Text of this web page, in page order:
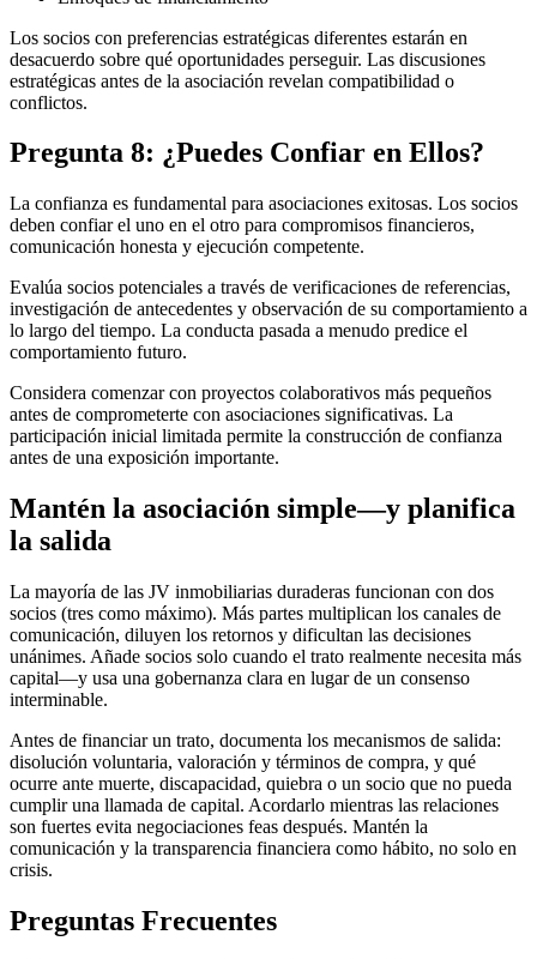
Los socios con preferencias estratégicas diferentes estarán en
desacuerdo sobre qué oportunidades perseguir. Las discusiones
estratégicas antes de la asociación revelan compatibilidad o
conflictos.
Pregunta 8: ¿Puedes Confiar en Ellos?
La confianza es fundamental para asociaciones exitosas. Los socios
deben confiar el uno en el otro para compromisos financieros,
comunicación honesta y ejecución competente.
Evalúa socios potenciales a través de verificaciones de referencias,
investigación de antecedentes y observación de su comportamiento a
lo largo del tiempo. La conducta pasada a menudo predice el
comportamiento futuro.
Considera comenzar con proyectos colaborativos más pequeños
antes de comprometerte con asociaciones significativas. La
participación inicial limitada permite la construcción de confianza
antes de una exposición importante.
Mantén la asociación simple—y planifica
la salida
La mayoría de las JV inmobiliarias duraderas funcionan con dos
socios (tres como máximo). Más partes multiplican los canales de
comunicación, diluyen los retornos y dificultan las decisiones
unánimes. Añade socios solo cuando el trato realmente necesita más
capital—y usa una gobernanza clara en lugar de un consenso
interminable.
Antes de financiar un trato, documenta los mecanismos de salida:
disolución voluntaria, valoración y términos de compra, y qué
ocurre ante muerte, discapacidad, quiebra o un socio que no pueda
cumplir una llamada de capital. Acordarlo mientras las relaciones
son fuertes evita negociaciones feas después. Mantén la
comunicación y la transparencia financiera como hábito, no solo en
crisis.
Preguntas Frecuentes